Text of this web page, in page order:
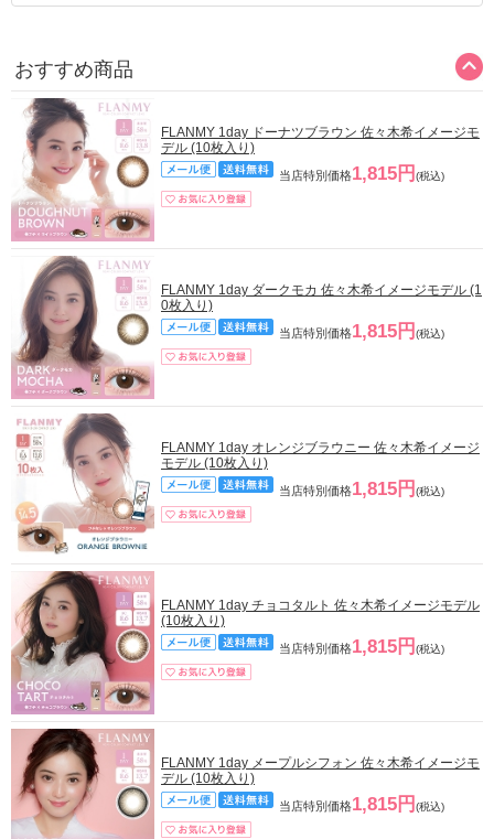
おすすめ商品
FLANMY 1day ドーナツブラウン 佐々木希イメージモ
デル (10枚入り)
当店特別価格1,815円 (税込)
FLANMY 1day ダークモカ 佐々木希イメージモデル (1
0枚入り)
当店特別価格1,815円 (税込)
FLANMY 1day オレンジブラウニー 佐々木希イメージ
モデル (10枚入り)
当店特別価格1,815円 (税込)
FLANMY 1day チョコタルト 佐々木希イメージモデル
(10枚入り)
当店特別価格1,815円 (税込)
FLANMY 1day メープルシフォン 佐々木希イメージモ
デル (10枚入り)
当店特別価格1,815円 (税込)